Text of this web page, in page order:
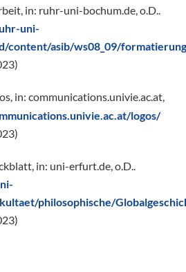
in: ruhr-uni-bochum.de, o.D..
uni-
content/asib/ws08_09/
in: communications.univie.ac.at,
logos/
in: uni-erfurt.de, o.D..
philosophische/